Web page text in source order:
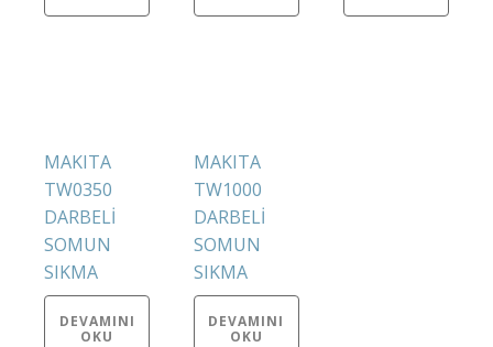
MAKITA
TW0350
DARBELİ
SOMUN
SIKMA
DEVAMINI
OKU
MAKITA
TW1000
DARBELİ
SOMUN
SIKMA
DEVAMINI
OKU